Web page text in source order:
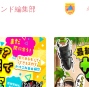
ド編集部